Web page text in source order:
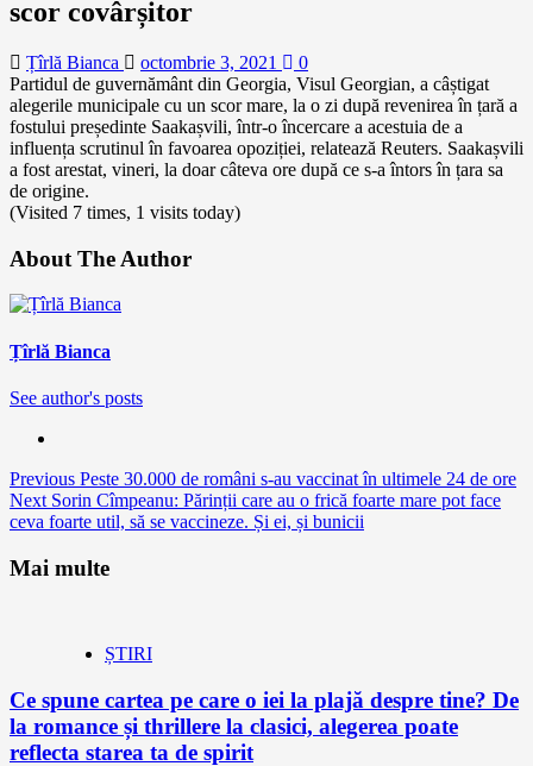
scor covârșitor
Țîrlă Bianca octombrie 3, 2021
0
Partidul de guvernământ din Georgia, Visul Georgian, a câștigat
alegerile municipale cu un scor mare, la o zi după revenirea în țară a
fostului președinte Saakașvili, într-o încercare a acestuia de a
influența scrutinul în favoarea opoziției, relatează Reuters. Saakașvili
a fost arestat, vineri, la doar câteva ore după ce s-a întors în țara sa
de origine.
(Visited 7 times, 1 visits today)
About The Author
Țîrlă Bianca
See author's posts
Continue
Reading
Previous Peste 30.000 de români s-au vaccinat în ultimele 24 de ore
Next Sorin Cîmpeanu: Părinții care au o frică foarte mare pot face
ceva foarte util, să se vaccineze. Și ei, și bunicii
Mai multe
ȘTIRI
Ce spune cartea pe care o iei la plajă despre tine? De
la romance și thrillere la clasici, alegerea poate
reflecta starea ta de spirit